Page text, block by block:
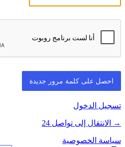
تسجيل الدخول
→ الانتقال إلى تواصل 24
سياسة الخصوصية